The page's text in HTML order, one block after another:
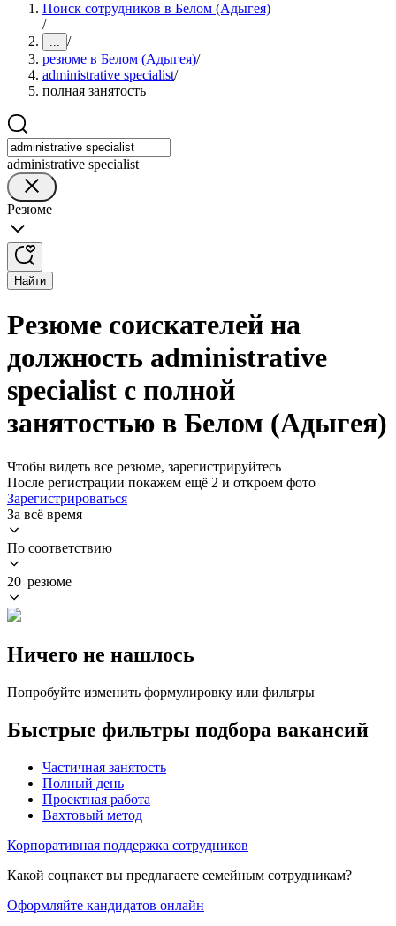
Поиск сотрудников в Белом (Адыгея)
/
... /
резюме в Белом (Адыгея)/
administrative specialist/
полная занятость
administrative specialist
Резюме
Найти
Резюме соискателей на
должность administrative
specialist с полной
занятостью в Белом (Адыгея)
Чтобы видеть все резюме, зарегистрируйтесь
После регистрации покажем ещё 2 и откроем фото
Зарегистрироваться
За всё время
По соответствию
20 резюме
Ничего не нашлось
Попробуйте изменить формулировку или фильтры
Быстрые фильтры подбора вакансий
Частичная занятость
Полный день
Проектная работа
Вахтовый метод
Корпоративная поддержка сотрудников
Какой соцпакет вы предлагаете семейным сотрудникам?
Оформляйте кандидатов онлайн